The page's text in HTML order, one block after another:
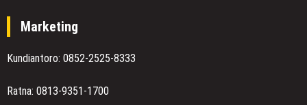
Marketing
Kundiantoro: 0852-2525-8333
Ratna: 0813-9351-1700